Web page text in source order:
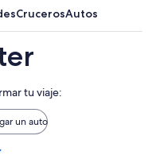
CrucerosAutos
tu viaje:
un auto